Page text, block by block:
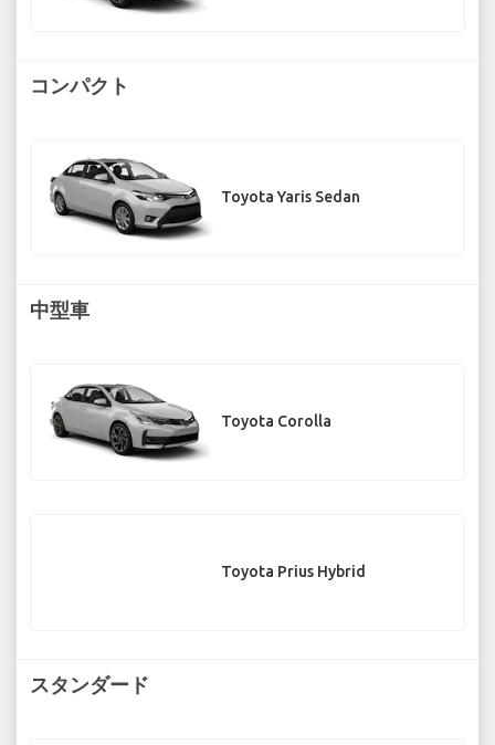
コンパクト
Toyota Yaris Sedan
中型車
Toyota Corolla
Toyota Prius Hybrid
スタンダード